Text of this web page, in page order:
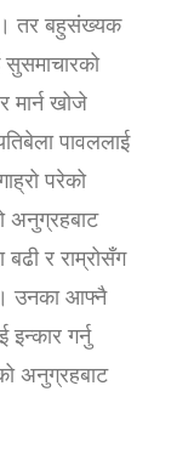
तर बहुसंख्यक
मार्न खोजे
पावललाई
परेको
अनुग्रहबाट
र राम्रोसँग
उनका आफ्नै
गर्नु
अनुग्रहबाट